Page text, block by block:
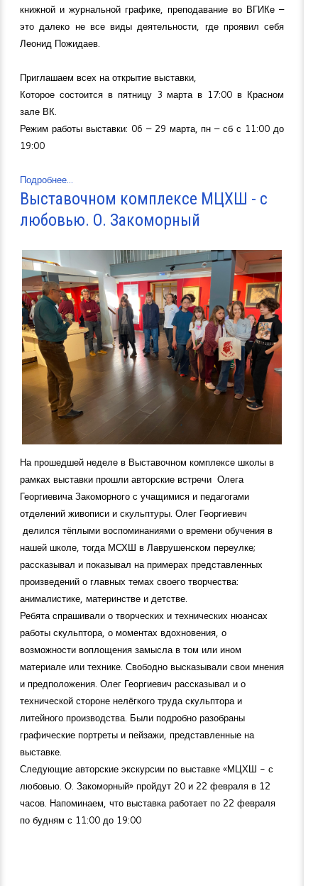
книжной и журнальной графике, преподавание во ВГИКе –
это далеко не все виды деятельности, где проявил себя
Леонид Пожидаев.
Приглашаем всех на открытие выставки,
Которое состоится в пятницу 3 марта в 17:00 в Красном
зале ВК.
Режим работы выставки: 06 – 29 марта, пн – сб с 11:00 до
19:00
Подробнее...
Выставочном комплексе МЦХШ - с
любовью. О. Закоморный
На прошедшей неделе в Выставочном комплексе школы в
рамках выставки прошли авторские встречи Олега
Георгиевича Закоморного с учащимися и педагогами
отделений живописи и скульптуры. Олег Георгиевич
делился тёплыми воспоминаниями о времени обучения в
нашей школе, тогда МСХШ в Лаврушенском переулке;
рассказывал и показывал на примерах представленных
произведений о главных темах своего творчества:
анималистике, материнстве и детстве.
Ребята спрашивали о творческих и технических нюансах
работы скульптора, о моментах вдохновения, о
возможности воплощения замысла в том или ином
материале или технике. Свободно высказывали свои мнения
и предположения. Олег Георгиевич рассказывал и о
технической стороне нелёгкого труда скульптора и
литейного производства. Были подробно разобраны
графические портреты и пейзажи, представленные на
выставке.
Следующие авторские экскурсии по выставке «МЦХШ - с
любовью. О. Закоморный» пройдут 20 и 22 февраля в 12
часов. Напоминаем, что выставка работает по 22 февраля
по будням с 11:00 до 19:00